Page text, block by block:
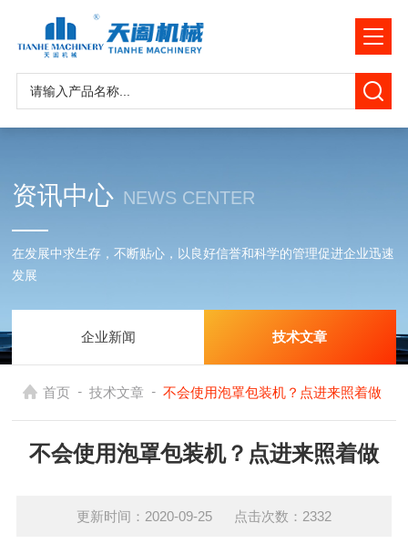
资讯中心 NEWS CENTER
在发展中求生存，不断贴心，以良好信誉和科学的管理促进企业迅速
发展
企业新闻 技术文章
首页 - 技术文章 - 不会使用泡罩包装机？点进来照着做
不会使用泡罩包装机？点进来照着做
更新时间：2020-09-25 点击次数：2332